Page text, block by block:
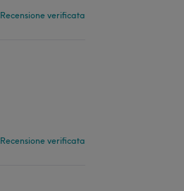
Recensione verificata
Recensione verificata